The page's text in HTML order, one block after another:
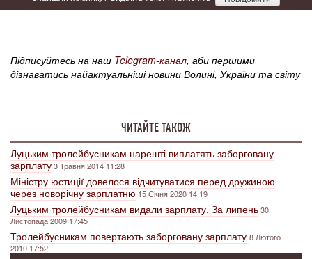
Підписуйтесь на наш Telegram-канал, аби першими
дізнаватись найактуальніші новини Волині, України та світу
ЧИТАЙТЕ ТАКОЖ
Луцьким тролейбусникам нарешті виплатять заборговану
зарплату3 Травня 2014 11:28
Міністру юстиції довелося відчитуватися перед дружиною
через новорічну зарплатню 15 Січня 2020 14:19
Луцьким тролейбусникам видали зарплату. За липень30
Листопада 2009 17:45
Тролейбусникам повертають заборговану зарплату 8 Лютого
2010 17:52